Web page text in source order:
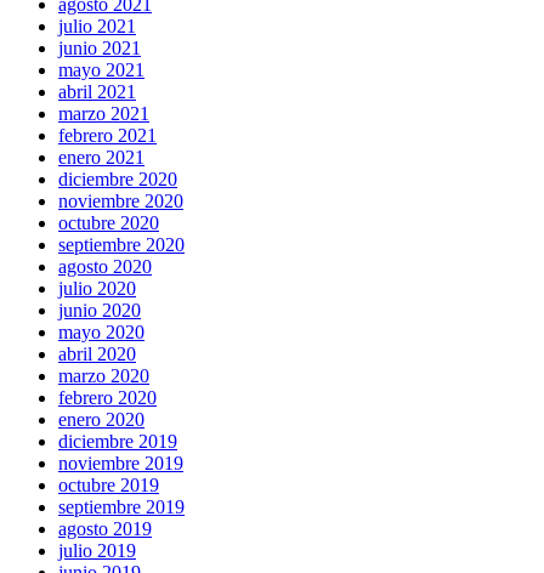
agosto 2021
julio 2021
junio 2021
mayo 2021
abril 2021
marzo 2021
febrero 2021
enero 2021
diciembre 2020
noviembre 2020
octubre 2020
septiembre 2020
agosto 2020
julio 2020
junio 2020
mayo 2020
abril 2020
marzo 2020
febrero 2020
enero 2020
diciembre 2019
noviembre 2019
octubre 2019
septiembre 2019
agosto 2019
julio 2019